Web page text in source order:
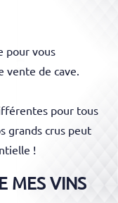
pour vous
vente de cave.
pour tous
grands crus peut
!
MES VINS